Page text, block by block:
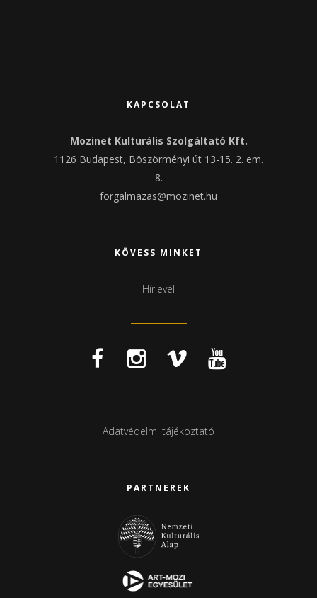
KAPCSOLAT
Mozinet Kulturális Szolgáltató Kft.
1126 Budapest, Böszörményi út 13-15. 2. em.
8.
forgalmazas@mozinet.hu
KÖVESS MINKET
Hírlevél
Adatvédelmi tájékoztató
PARTNEREK